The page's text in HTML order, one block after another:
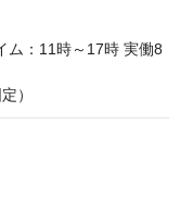
ム：11時～17時 実働8
）